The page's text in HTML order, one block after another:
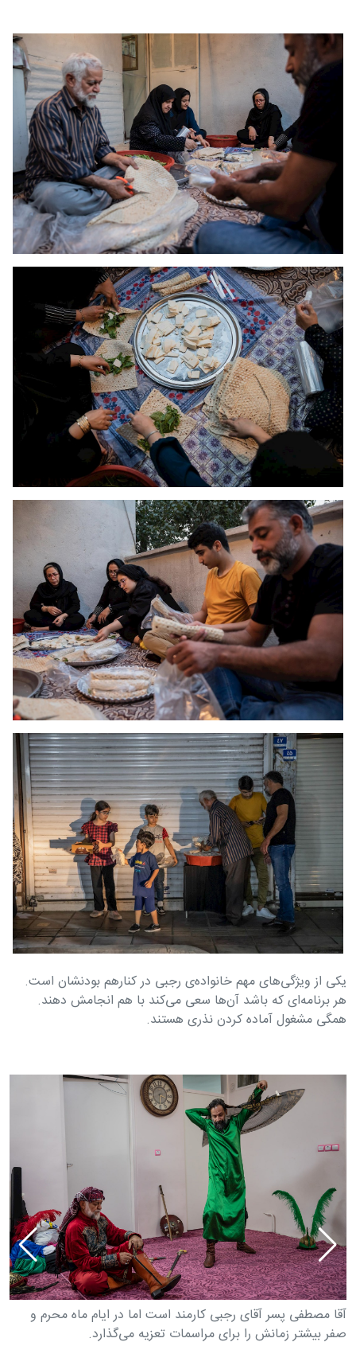
یکی از ویژگی‌های مهم خانواده‌ی رجبی در کنارهم بودنشان است.
هر برنامه‌ای که باشد آن‌ها سعی می‌کند با هم انجامش دهند.
همگی مشغول آماده کردن نذری هستند.
آقا مصطفی پسر آقای رجبی کارمند است اما در ایام ماه محرم و
صفر بیشتر زمانش را برای مراسمات تعزیه می‌گذارد.